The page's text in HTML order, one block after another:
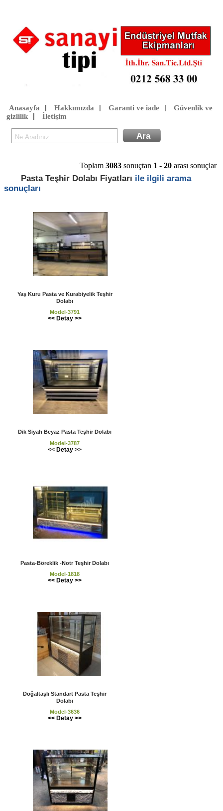
Anasayfa Hakkımızda Garanti ve iade
Güvenlik ve
gizlilik| İletişim
Toplam 3083 sonuçtan 1 - 20 arası sonuçlar
Pasta Teşhir Dolabı Fiyatları ile ilgili arama
sonuçları
Yaş Kuru Pasta ve Kurabiyelik Teşhir
Dolabı
Model-3791
<< Detay >>
Dik Siyah Beyaz Pasta Teşhir Dolabı
Model-3787
<< Detay >>
Pasta-Böreklik -Notr Teşhir Dolabı
Model-1818
<< Detay >>
Doğaltaşlı Standart Pasta Teşhir
Dolabı
Model-3636
<< Detay >>